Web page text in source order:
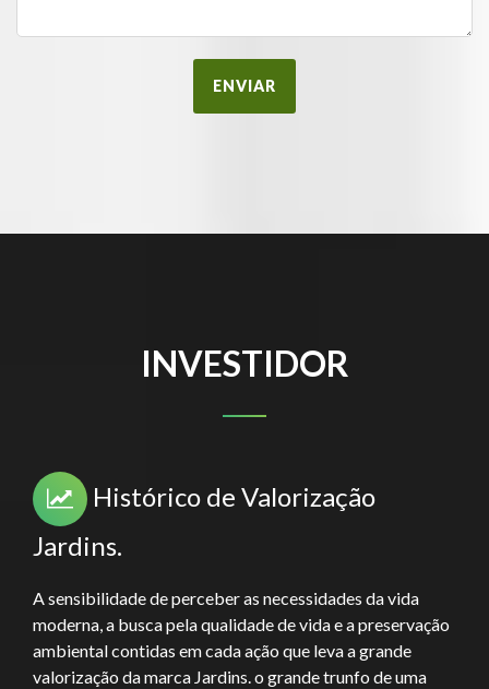
ENVIAR
INVESTIDOR
Histórico de Valorização
Jardins.
A sensibilidade de perceber as necessidades da vida
moderna, a busca pela qualidade de vida e a preservação
ambiental contidas em cada ação que leva a grande
valorização da marca Jardins. o grande trunfo de uma